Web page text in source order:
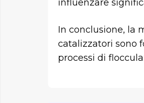
influenzare
In conclusione, la
catalizzatori sono
processi di